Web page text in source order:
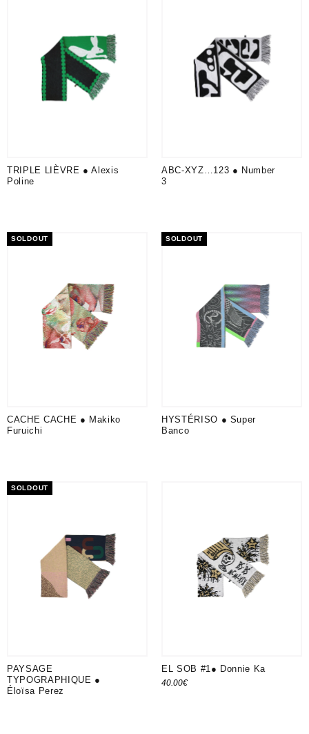
TRIPLE LIÈVRE ● Alexis
Poline
ABC-XYZ…123 ● Number
3
SOLDOUT
CACHE CACHE ● Makiko
Furuichi
SOLDOUT
HYSTÉRISO ● Super
Banco
SOLDOUT
PAYSAGE
TYPOGRAPHIQUE ●
Éloïsa Perez
EL SOB #1● Donnie Ka
40.00€